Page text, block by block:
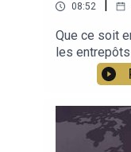
08:52
Que ce soit
les
sont
stratégie et
cours ?